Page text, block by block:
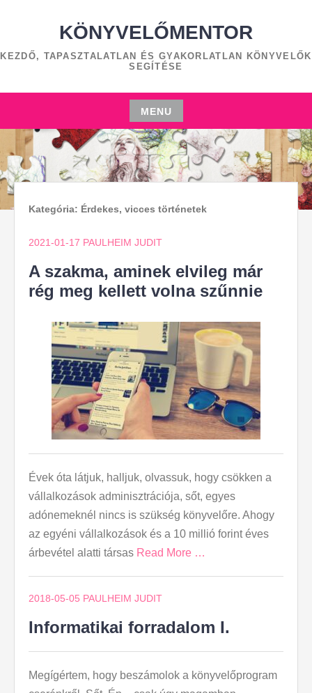
KÖNYVELŐMENTOR
KEZDŐ, TAPASZTALATLAN ÉS GYAKORLATLAN KÖNYVELŐK
SEGÍTÉSE
MENU
Skip
to
content
Kategória: Érdekes, vicces történetek
2021-01-17 PAULHEIM JUDIT
A szakma, aminek elvileg már
rég meg kellett volna szűnnie
Évek óta látjuk, halljuk, olvassuk, hogy csökken a
vállalkozások adminisztrációja, sőt, egyes
adónemeknél nincs is szükség könyvelőre. Ahogy
az egyéni vállalkozások és a 10 millió forint éves
árbevétel alatti társas Read More …
2018-05-05 PAULHEIM JUDIT
Informatikai forradalom I.
Megígértem, hogy beszámolok a könyvelőprogram